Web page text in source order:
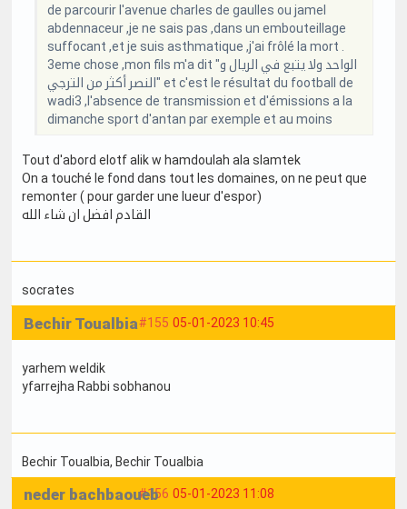
de parcourir l'avenue charles de gaulles ou jamel
abdennaceur ,je ne sais pas ,dans un embouteillage
suffocant ,et je suis asthmatique ,j'ai frôlé la mort .
3eme chose ,mon fils m'a dit "الواحد ولا يتبع في الريال و
النصر أكثر من الترجي" et c'est le résultat du football de
wadi3 ,l'absence de transmission et d'émissions a la
dimanche sport d'antan par exemple et au moins
Tout d'abord elotf alik w hamdoulah ala slamtek
On a touché le fond dans tout les domaines, on ne peut que
remonter ( pour garder une lueur d'espor)
القادم افضل ان شاء الله
socrates
#155 05-01-2023 10:45
Bechir Toualbia
yarhem weldik
yfarrejha Rabbi sobhanou
Bechir Toualbia, Bechir Toualbia
#156 05-01-2023 11:08
neder bachbaoueb